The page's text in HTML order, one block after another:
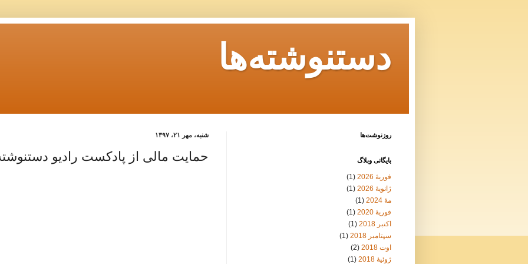
دستنوشته‌ها
شنبه، مهر ۲۱، ۱۳۹۷
حمایت مالی از پادکست رادیو
روزنوشت‌ها
بايگانی وبلاگ
فوریهٔ 2026
(1)
ژانویهٔ 2026
(1)
مهٔ 2024
(1)
فوریهٔ 2020
(1)
اکتبر 2018
(1)
سپتامبر 2018
(1)
اوت 2018
(2)
ژوئیهٔ 2018
(1)